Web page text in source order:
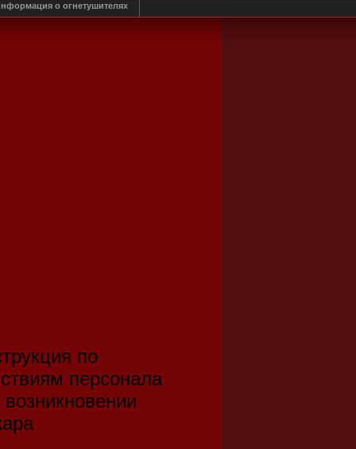
о огнетушителях
по
персонала